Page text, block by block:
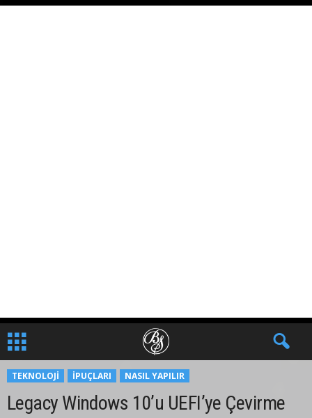
TEKNOLOJI İPUÇLARI NASIL YAPILIR
Legacy Windows 10’u UEFI’ye Çevirme